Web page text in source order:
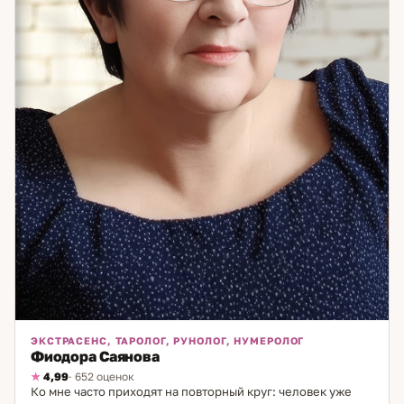
ЭКСТРАСЕНС, ТАРОЛОГ, РУНОЛОГ, НУМЕРОЛОГ
Фиодора Саянова
4,99· 652 оценок
Ко мне часто приходят на повторный круг: человек уже